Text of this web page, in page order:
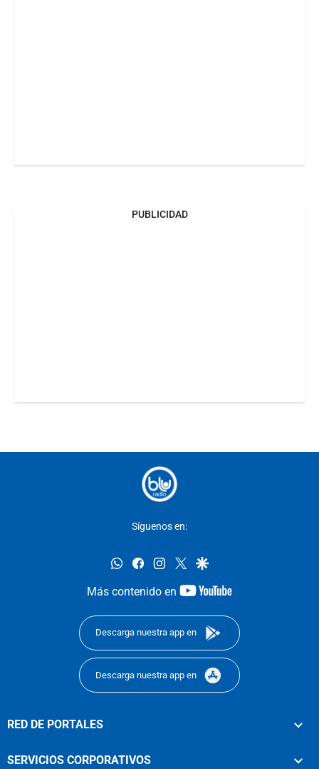
PUBLICIDAD
Síguenos en:
whatsappfacebookinstagram
twittergoogle
Más contenido en
youtube-
Descarga nuestra app en
Descarga nuestra app en
RED DE PORTALES
SERVICIOS CORPORATIVOS